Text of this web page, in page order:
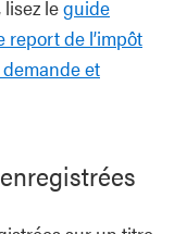
leguide
report de l’impôt
et